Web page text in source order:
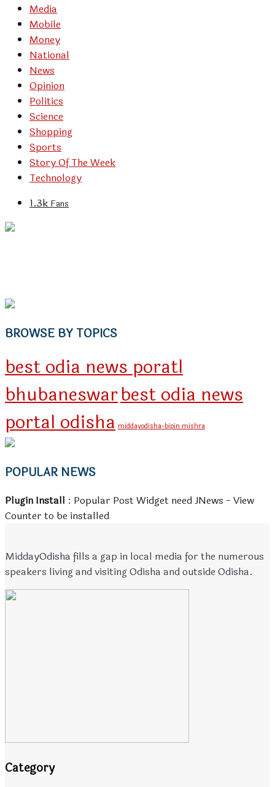
Media
Mobile
Money
National
News
Opinion
Politics
Science
Shopping
Sports
Story Of The Week
Technology
1.3k Fans
BROWSE BY TOPICS
best odia news poratl
bhubaneswarbest odia news
portal odisha middayodisha-bipin mishra
POPULAR NEWS
Plugin Install : Popular Post Widget need JNews - View
Counter to be installed
MiddayOdisha fills a gap in local media for the numerous
speakers living and visiting Odisha and outside Odisha.
Category